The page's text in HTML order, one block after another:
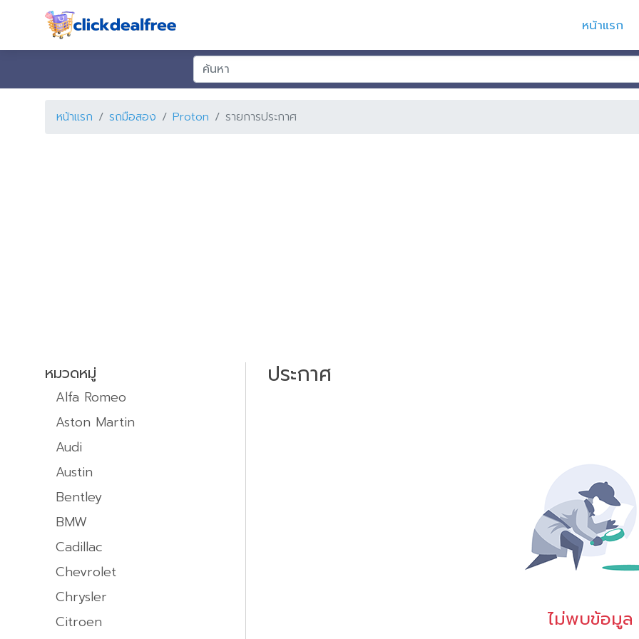
หน้าแรก
หน้าแรก รถมือสอง Proton รายการประกาศ
หมวดหมู่
Alfa Romeo
Aston Martin
Audi
Austin
Bentley
BMW
Cadillac
Chevrolet
Chrysler
Citroen
ประกาศ
ไม่พบข้อมูล